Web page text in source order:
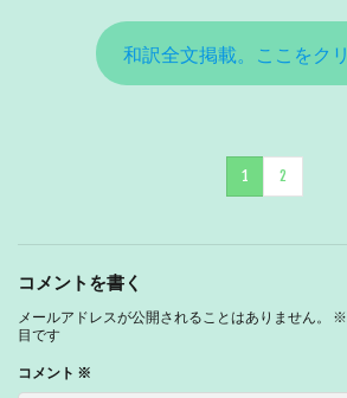
和訳全文掲載。ここをクリ
1 2
コメントを書く
メールアドレスが公開されることはありません。 ※
目です
コメント ※